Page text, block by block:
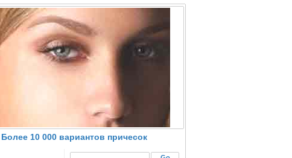
Более 10 000 вариантов причесок